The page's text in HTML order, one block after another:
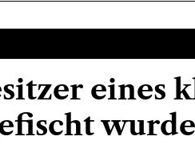
eines
wurde